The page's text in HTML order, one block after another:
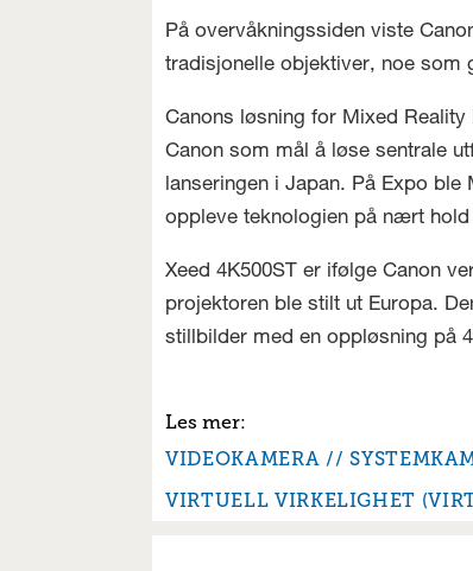
På overvåkningssiden viste
tradisjonelle objektiver, noe som
Canons løsning for Mixed
Canon som mål å løse sentrale
lanseringen i Japan. På Expo
oppleve teknologien på nært
Xeed 4K500ST er ifølge Canon
projektoren ble stilt ut Europa.
stillbilder med en oppløsning på
VIDEOKAMERA
VIRTUELL VIRKELIGHET